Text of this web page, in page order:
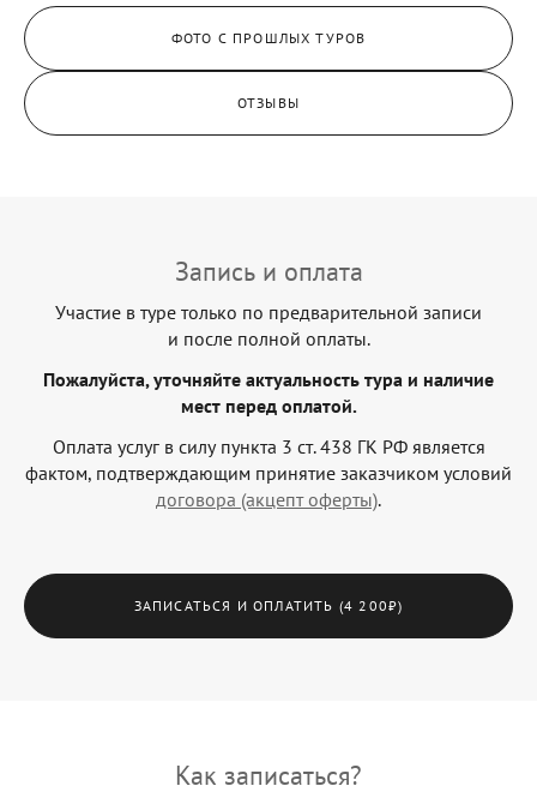
ФОТО С ПРОШЛЫХ ТУРОВ
ОТЗЫВЫ
Запись и оплата
Участие в туре только по предварительной записи
и после полной оплаты.
Пожалуйста, уточняйте актуальность тура и наличие
мест перед оплатой.
Оплата услуг в силу пункта 3 ст. 438 ГК РФ является
фактом, подтверждающим принятие заказчиком условий
договора (акцепт оферты).
ЗАПИСАТЬСЯ И ОПЛАТИТЬ (4 200₽)
Как записаться?